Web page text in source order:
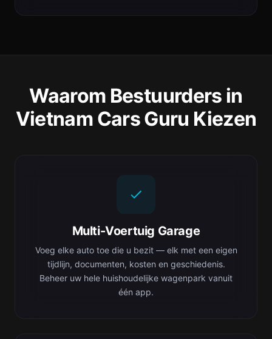
Waarom Bestuurders in
Vietnam Cars Guru Kiezen
Multi-Voertuig Garage
Voeg elke auto toe die u bezit — elk met een eigen
tijdlijn, documenten, kosten en geschiedenis.
Beheer uw hele huishoudelijke wagenpark vanuit
één app.